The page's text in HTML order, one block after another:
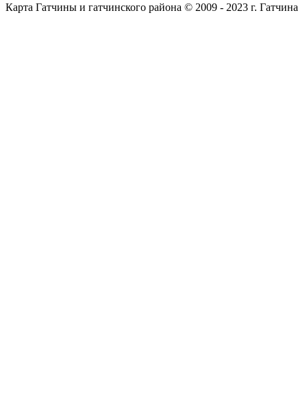
Карта Гатчины и гатчинского района © 2009 - 2023 г. Гатчина